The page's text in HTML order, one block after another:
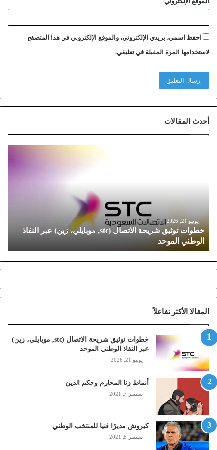
احفظ اسمي، بريدي الإلكتروني، والموقع الإلكتروني في هذا المتصفح
لاستخدامها المرة المقبلة في تعليقي.
أحدث المقالات
ث
ش
ر
ي
ل
ا
ت
ص
ل
(
s
,
م
و
ب
يونيو 21, 2026
خطوات توثيق شريحة الاتصال (stc, موبايلي، زين) عبر النفاذ
الوطني الموحد
المقالا الأكثر تفاعلاً
خطوات توثيق شريحة الاتصال (stc, موبايلي، زين)
عبر النفاذ الوطني الموحد
يونيو 21, 2026
أنماط زنا المحارم وحكم الدين
سبتمبر 7, 2021
كيروش مديرًا فنيا للمنتخب الوطني
سبتمبر 8, 2021